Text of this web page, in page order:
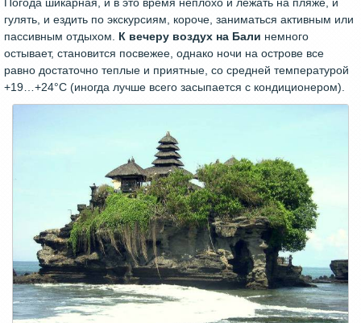
гулять, и ездить по экскурсиям, короче, заниматься активным или
пассивным отдыхом. К вечеру воздух на Бали немного
остывает, становится посвежее, однако ночи на острове все
равно достаточно теплые и приятные, со средней температурой
+19…+24°C (иногда лучше всего засыпается с кондиционером).